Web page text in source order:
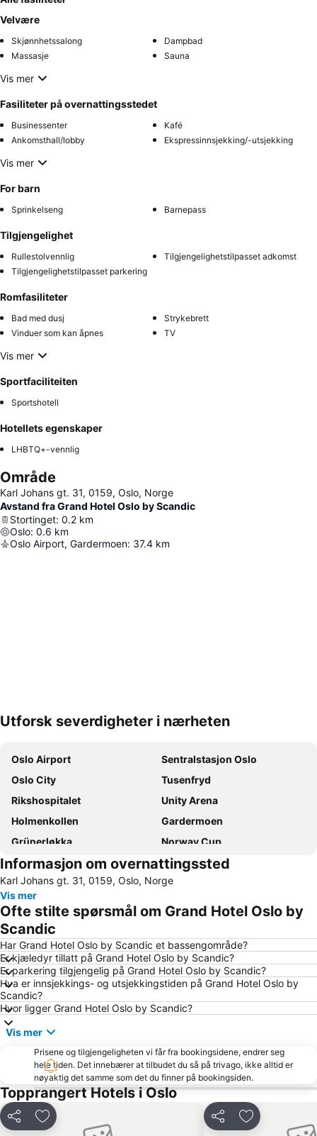
Velvære
Skjønnhetssalong
Dampbad
Massasje
Sauna
Vis mer
Fasiliteter på overnattingsstedet
Businessenter
Kafé
Ankomsthall/lobby
Ekspressinnsjekking/-utsjekking
Vis mer
For barn
Sprinkelseng Barnepass
Tilgjengelighet
Rullestolvennlig
Tilgjengelighetstilpasset adkomst
Tilgjengelighetstilpasset parkering
Romfasiliteter
Bad med dusj
Strykebrett
Vinduer som kan åpnes
TV
Vis mer
Sportfaciliteiten
Sportshotell
Hotellets egenskaper
LHBTQ+-vennlig
Område
Karl Johans gt. 31, 0159, Oslo, Norge
Avstand fra Grand Hotel Oslo by Scandic
Stortinget: 0.2 km
Oslo: 0.6 km
Oslo Airport, Gardermoen: 37.4 km
Utforsk severdigheter i nærheten
Oslo Airport
Sentralstasjon Oslo
Oslo City
Tusenfryd
Rikshospitalet
Unity Arena
Holmenkollen
Gardermoen
Grünerløkka
Norway Cup
Aker Brygge
Ullevaal Stadion
Jessheim Storsenter
Bjerke
Hadeland Glassverk
Frogner
Nordstrand
Youngstorget
Storo Storsenter
Sagene
Alna
Karl-Johansgate
Oslofjorden
Rockefeller Music Hal
Bygdøy
Sandvika Storsenter
National Theatre
Byporten
Drammen Togstasjon
Ullern
Tøyenparken
Den Norske Opera og Ballett
Bislett Games
Rådhuset
Holmenkollen FIS World Cup Nordic
Informasjon om overnattingssted
Karl Johans gt. 31, 0159, Oslo, Norge
Vis mer
Ofte stilte spørsmål om Grand Hotel Oslo by
Scandic
Har Grand Hotel Oslo by Scandic et bassengområde?
Er kjæledyr tillatt på Grand Hotel Oslo by Scandic?
Er parkering tilgjengelig på Grand Hotel Oslo by Scandic?
Hva er innsjekkings- og utsjekkingstiden på Grand Hotel Oslo by
Scandic?
Hvor ligger Grand Hotel Oslo by Scandic?
Vis mer
Prisene og tilgjengeligheten vi får fra bookingsidene, endrer seg
hele tiden. Det innebærer at tilbudet du så på trivago, ikke alltid er
nøyaktig det samme som det du finner på bookingsiden.
Topprangert Hotels i Oslo
Del Legg til i favoritter Del Legg til i